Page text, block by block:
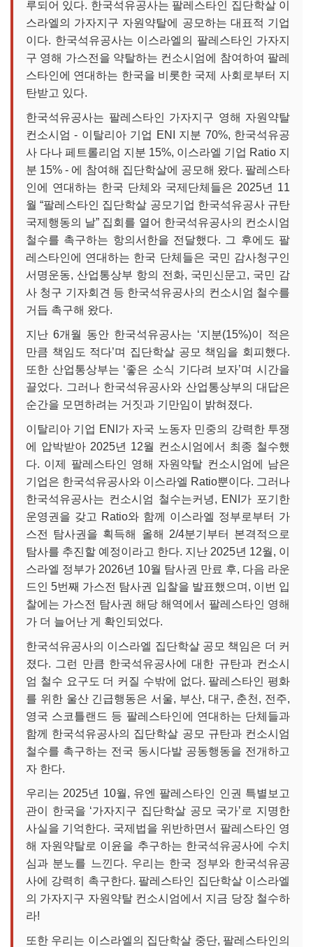
루되어 있다. 한국석유공사는 팔레스타인 집단학살 이
스라엘의 가자지구 자원약탈에 공모하는 대표적 기업
이다. 한국석유공사는 이스라엘의 팔레스타인 가자지
구 영해 가스전을 약탈하는 컨소시엄에 참여하여 팔레
스타인에 연대하는 한국을 비롯한 국제 사회로부터 지
탄받고 있다.
한국석유공사는 팔레스타인 가자지구 영해 자원약탈
컨소시엄 - 이탈리아 기업 ENI 지분 70%, 한국석유공
사 다나 페트롤리엄 지분 15%, 이스라엘 기업 Ratio 지
분 15% - 에 참여해 집단학살에 공모해 왔다. 팔레스타
인에 연대하는 한국 단체와 국제단체들은 2025년 11
월 “팔레스타인 집단학살 공모기업 한국석유공사 규탄
국제행동의 날” 집회를 열어 한국석유공사의 컨소시엄
철수를 촉구하는 항의서한을 전달했다. 그 후에도 팔
레스타인에 연대하는 한국 단체들은 국민 감사청구인
서명운동, 산업통상부 항의 전화, 국민신문고, 국민 감
사 청구 기자회견 등 한국석유공사의 컨소시엄 철수를
거듭 촉구해 왔다.
지난 6개월 동안 한국석유공사는 ‘지분(15%)이 적은
만큼 책임도 적다’며 집단학살 공모 책임을 회피했다.
또한 산업통상부는 ‘좋은 소식 기다려 보자’며 시간을
끌었다. 그러나 한국석유공사와 산업통상부의 대답은
순간을 모면하려는 거짓과 기만임이 밝혀졌다.
이탈리아 기업 ENI가 자국 노동자 민중의 강력한 투쟁
에 압박받아 2025년 12월 컨소시엄에서 최종 철수했
다. 이제 팔레스타인 영해 자원약탈 컨소시엄에 남은
기업은 한국석유공사와 이스라엘 Ratio뿐이다. 그러나
한국석유공사는 컨소시엄 철수는커녕, ENI가 포기한
운영권을 갖고 Ratio와 함께 이스라엘 정부로부터 가
스전 탐사권을 획득해 올해 2/4분기부터 본격적으로
탐사를 추진할 예정이라고 한다. 지난 2025년 12월, 이
스라엘 정부가 2026년 10월 탐사권 만료 후, 다음 라운
드인 5번째 가스전 탐사권 입찰을 발표했으며, 이번 입
찰에는 가스전 탐사권 해당 해역에서 팔레스타인 영해
가 더 늘어난 게 확인되었다.
한국석유공사의 이스라엘 집단학살 공모 책임은 더 커
졌다. 그런 만큼 한국석유공사에 대한 규탄과 컨소시
엄 철수 요구도 더 커질 수밖에 없다. 팔레스타인 평화
를 위한 울산 긴급행동은 서울, 부산, 대구, 춘천, 전주,
영국 스코틀랜드 등 팔레스타인에 연대하는 단체들과
함께 한국석유공사의 집단학살 공모 규탄과 컨소시엄
철수를 촉구하는 전국 동시다발 공동행동을 전개하고
자 한다.
우리는 2025년 10월, 유엔 팔레스타인 인권 특별보고
관이 한국을 ‘가자지구 집단학살 공모 국가’로 지명한
사실을 기억한다. 국제법을 위반하면서 팔레스타인 영
해 자원약탈로 이윤을 추구하는 한국석유공사에 수치
심과 분노를 느낀다. 우리는 한국 정부와 한국석유공
사에 강력히 촉구한다. 팔레스타인 집단학살 이스라엘
의 가자지구 자원약탈 컨소시엄에서 지금 당장 철수하
라!
또한 우리는 이스라엘의 집단학살 중단, 팔레스타인의